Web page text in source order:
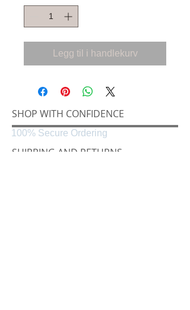
Legg til i handlekurv
SHOP WITH CONFIDENCE
SHIPPING AND RETURNS
100% Secure Ordering